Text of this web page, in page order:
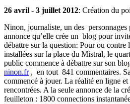
26 avril - 3 juillet 2012: Création du
Ninon, journaliste, un des
annonce qu’elle crée un blog pour
débattre sur la question: Pour ou contre
installées sur la place du Mistral, le
public commence à débattre sur son
ninon.fr, en tout 841 commentaires.
commencé à jouer. La réalité en ligne
rencontrées. A la seule annonce de la
feuilleton : 1800 connections